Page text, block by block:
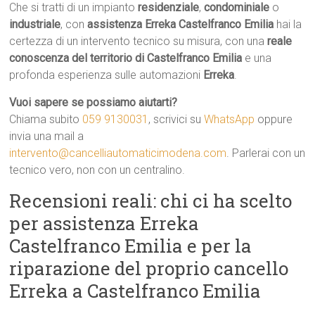
Che si tratti di un impiantoresidenziale,condominiale o
industriale, conassistenza Erreka Castelfranco Emilia hai la
certezza di un intervento tecnico su misura, con unareale
conoscenza del territorio di Castelfranco Emilia e una
profonda esperienza sulle automazioni Erreka.
Vuoi sapere se possiamo aiutarti?
Chiama subito 059 9130031 , scrivici suWhatsApp oppure
invia una mail a
intervento@cancelliautomaticimodena.com. Parlerai con un
tecnico vero, non con un centralino.
Recensioni reali: chi ci ha scelto
per assistenza Erreka
Castelfranco Emilia e per la
riparazione del proprio cancello
Erreka a Castelfranco Emilia